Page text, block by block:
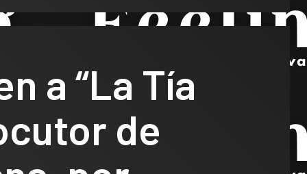
a “La Tía
de